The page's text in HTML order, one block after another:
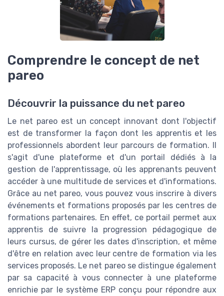
Comprendre le concept de net
pareo
Découvrir la puissance du net pareo
Le net pareo est un concept innovant dont l'objectif
est de transformer la façon dont les apprentis et les
professionnels abordent leur parcours de formation. Il
s'agit d'une plateforme et d'un portail dédiés à la
gestion de l'apprentissage, où les apprenants peuvent
accéder à une multitude de services et d'informations.
Grâce au net pareo, vous pouvez vous inscrire à divers
événements et formations proposés par les centres de
formations partenaires. En effet, ce portail permet aux
apprentis de suivre la progression pédagogique de
leurs cursus, de gérer les dates d'inscription, et même
d'être en relation avec leur centre de formation via les
services proposés. Le net pareo se distingue également
par sa capacité à vous connecter à une plateforme
enrichie par le système ERP conçu pour répondre aux